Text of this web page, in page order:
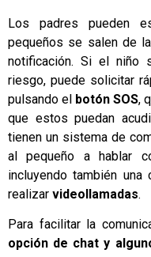
Los padres pueden
pequeños se salen de
notificación. Si el niño
riesgo, puede solicitar
pulsando el botón SOS,
que estos puedan
tienen un sistema de
al pequeño a hablar
incluyendo también
realizar videollamadas.
Para facilitar la
opción de chat y